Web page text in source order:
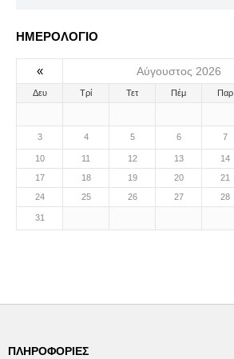
ΗΜΕΡΟΛΟΓΙΟ
« Αύγουστος 2026
Δευ Τρί Τετ Πέμ Παρ
3 4 5 6 7
10 11 12 13 14
17
18 19 20 21
24
25 26 27 28
31
ΠΛΗΡΟΦΟΡΊΕΣ